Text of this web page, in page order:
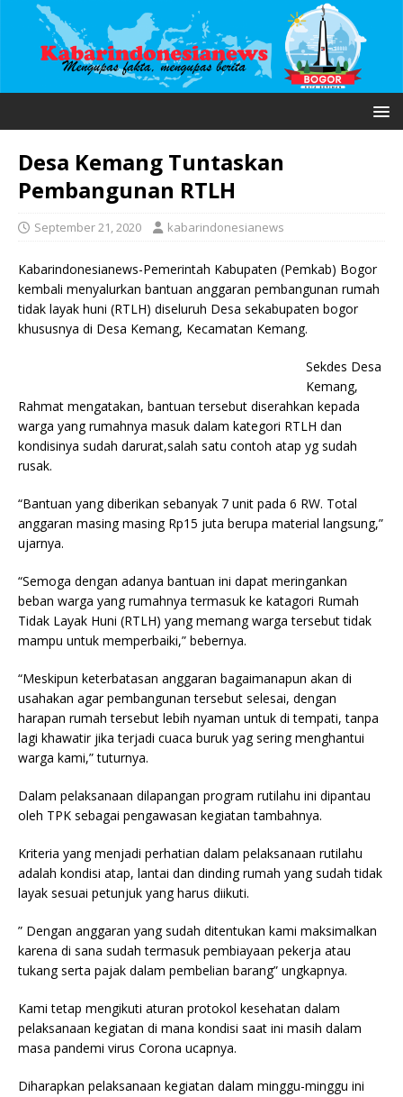
Desa Kemang Tuntaskan
Pembangunan RTLH
September 21, 2020 kabarindonesianews
Kabarindonesianews-Pemerintah Kabu­­paten (Pemkab) Bogor
kembali me­nyalurkan bantuan anggaran pem­bangunan rumah
tidak layak huni (RTLH) diseluruh Desa sekabupaten bogor
khususnya di Desa Kemang, Kecamatan Kemang.
Sekdes Desa
Kemang,
Rahmat me­ngatakan, bantuan tersebut diserah­kan kepada
warga yang rumahnya masuk dalam kategori RTLH dan
kondisinya sudah darurat,salah satu contoh atap yg sudah
rusak.
“Bantuan yang diberikan sebanyak 7 unit pada 6 RW. Total
anggaran masing masing Rp15 juta berupa material langsung,”
ujarnya.
“Semoga dengan adanya bantuan ini dapat meringankan
beban warga yang rumahnya termasuk ke katagori Rumah
Tidak Layak Huni (RTLH) yang memang warga tersebut tidak
mampu untuk memperbaiki,” beber­nya.
“Meskipun keterbatasan anggaran bagaimanapun akan di
usahakan agar pembangunan tersebut selesai, dengan
harapan rumah tersebut lebih nyaman untuk di tempati, tanpa
lagi khawatir jika terjadi cuaca buruk yag sering menghantui
warga kami,” tuturnya.
Dalam pelaksanaan dilapangan program rutilahu ini dipantau
oleh TPK sebagai pengawasan kegiatan tambahnya.
Kriteria yang menjadi perhatian dalam pelaksanaan rutilahu
adalah kondisi atap, lantai dan dinding rumah yang sudah tidak
layak sesuai petunjuk yang harus diikuti.
” Dengan anggaran yang sudah ditentukan kami maksimalkan
karena di sana sudah termasuk pembiayaan pekerja atau
tukang serta pajak dalam pembelian barang” ungkapnya.
Kami tetap mengikuti aturan protokol kesehatan dalam
pelaksanaan kegiatan di mana kondisi saat ini masih dalam
masa pandemi virus Corona ucapnya.
Diharapkan pelaksanaan kegiatan dalam minggu-minggu ini